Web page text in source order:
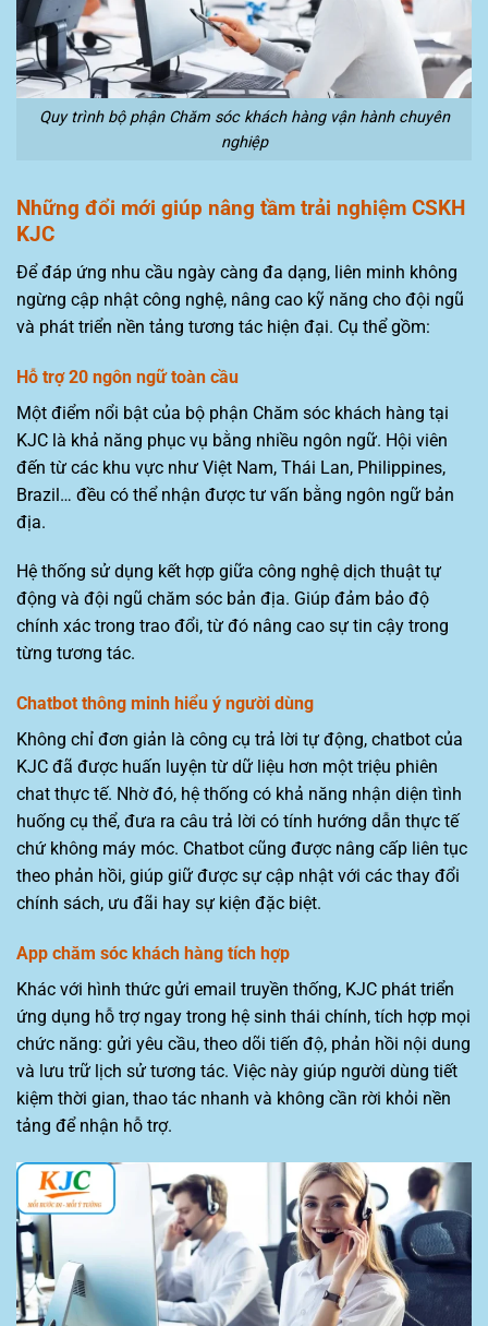
Quy trình bộ phận Chăm sóc khách hàng vận hành chuyên
nghiệp
Những đổi mới giúp nâng tầm trải nghiệm CSKH
KJC
Để đáp ứng nhu cầu ngày càng đa dạng, liên minh không
ngừng cập nhật công nghệ, nâng cao kỹ năng cho đội ngũ
và phát triển nền tảng tương tác hiện đại. Cụ thể gồm:
Hỗ trợ 20 ngôn ngữ toàn cầu
Một điểm nổi bật của bộ phận Chăm sóc khách hàng tại
KJC là khả năng phục vụ bằng nhiều ngôn ngữ. Hội viên
đến từ các khu vực như Việt Nam, Thái Lan, Philippines,
Brazil… đều có thể nhận được tư vấn bằng ngôn ngữ bản
địa.
Hệ thống sử dụng kết hợp giữa công nghệ dịch thuật tự
động và đội ngũ chăm sóc bản địa. Giúp đảm bảo độ
chính xác trong trao đổi, từ đó nâng cao sự tin cậy trong
từng tương tác.
Chatbot thông minh hiểu ý người dùng
Không chỉ đơn giản là công cụ trả lời tự động, chatbot của
KJC đã được huấn luyện từ dữ liệu hơn một triệu phiên
chat thực tế. Nhờ đó, hệ thống có khả năng nhận diện tình
huống cụ thể, đưa ra câu trả lời có tính hướng dẫn thực tế
chứ không máy móc. Chatbot cũng được nâng cấp liên tục
theo phản hồi, giúp giữ được sự cập nhật với các thay đổi
chính sách, ưu đãi hay sự kiện đặc biệt.
App chăm sóc khách hàng tích hợp
Khác với hình thức gửi email truyền thống, KJC phát triển
ứng dụng hỗ trợ ngay trong hệ sinh thái chính, tích hợp mọi
chức năng: gửi yêu cầu, theo dõi tiến độ, phản hồi nội dung
và lưu trữ lịch sử tương tác. Việc này giúp người dùng tiết
kiệm thời gian, thao tác nhanh và không cần rời khỏi nền
tảng để nhận hỗ trợ.